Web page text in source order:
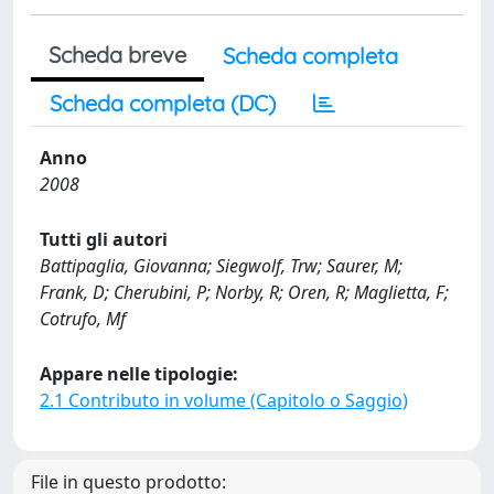
Scheda breve
Scheda completa
Scheda completa (DC)
Anno
2008
Tutti gli autori
Battipaglia, Giovanna; Siegwolf, Trw; Saurer, M;
Frank, D; Cherubini, P; Norby, R; Oren, R; Maglietta, F;
Cotrufo, Mf
Appare nelle tipologie:
2.1 Contributo in volume (Capitolo o Saggio)
File in questo prodotto: